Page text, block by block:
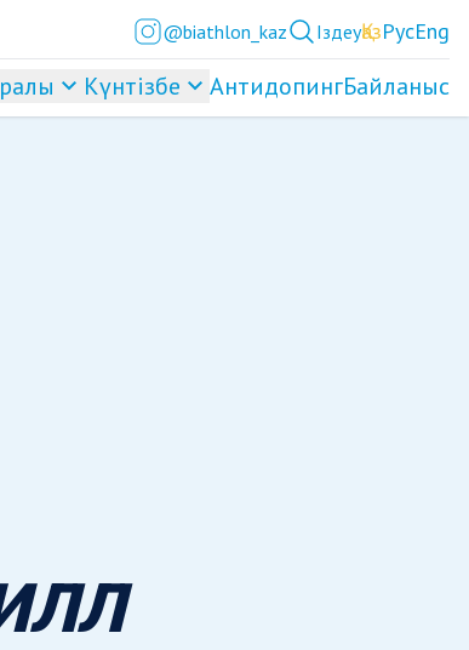
@biathlon_kaz ІздеуҚазРусEng
Күнтізбе АнтидопингБайланыс